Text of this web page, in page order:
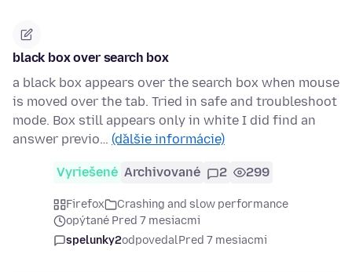
black box over search box
a black box appears over the search box when mouse
is moved over the tab. Tried in safe and troubleshoot
mode. Box still appears only in white I did find an
answer previo… (ďalšie informácie)
Vyriešené Archivované 2 299
Firefox
Crashing and slow performance
opýtané Pred 7 mesiacmi
spelunky2odpovedalPred 7 mesiacmi